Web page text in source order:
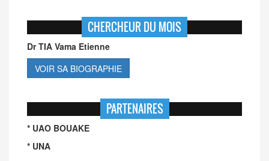
CHERCHEUR DU MOIS
Dr TIA Vama Etienne
VOIR SA BIOGRAPHIE
PARTENAIRES
* UAO BOUAKE
* UNA